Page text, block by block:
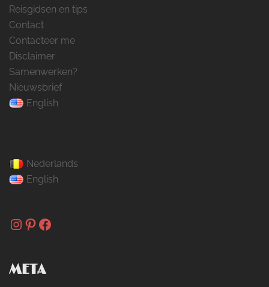
Reisgidsen en tips
Contact
Contacteer me
Disclaimer
Samenwerken?
Nieuwsbrief
English
Nederlands
English
Instagram
Pinterest
Facebook
META